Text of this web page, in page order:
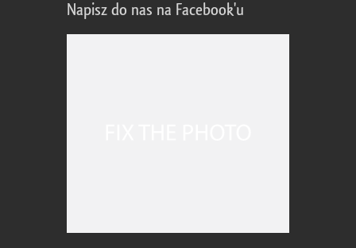
Napisz do nas na Facebook'u